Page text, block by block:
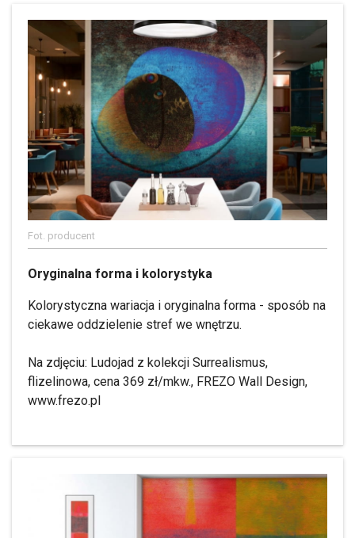
Fot. producent
Oryginalna forma i kolorystyka
Kolorystyczna wariacja i oryginalna forma - sposób na
ciekawe oddzielenie stref we wnętrzu.
Na zdjęciu: Ludojad z kolekcji Surrealismus,
flizelinowa, cena 369 zł/mkw., FREZO Wall Design,
www.frezo.pl